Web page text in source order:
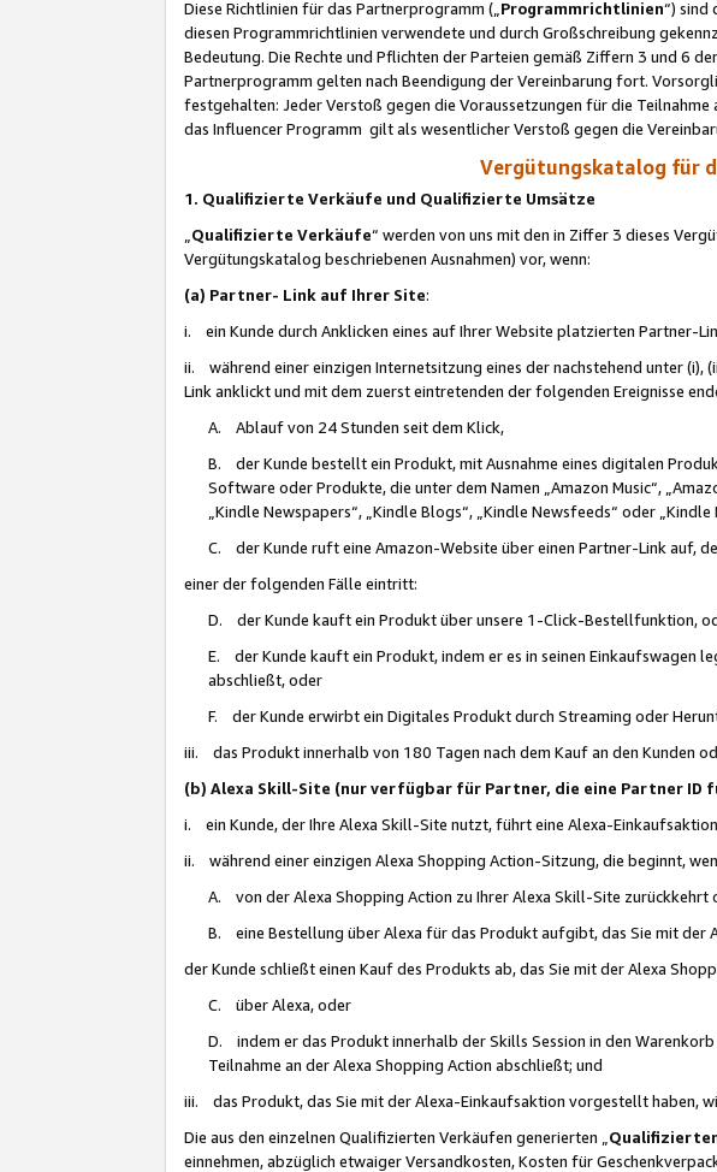
Diese Richtlinien für das Partnerprogramm („Programmrichtlinien“) sind
diesen Programmrichtlinien verwendete und durch Großschreibung
Bedeutung. Die Rechte und Pflichten der Parteien gemäß Ziffern 3 und 6
Partnerprogramm gelten nach Beendigung der Vereinbarung fort.
festgehalten: Jeder Verstoß gegen die Voraussetzungen für die
das Influencer Programm gilt als wesentlicher Verstoß gegen die
Vergütungskatalog für
1. Qualifizierte Verkäufe und Qualifizierte Umsätze
Qualifizierte Verkäufe“ werden von uns mit den in Ziffer 3 dieses
Vergütungskatalog beschriebenen Ausnahmen) vor, wenn:
(a) Partner- Link auf Ihrer Site:
i. ein Kunde durch Anklicken eines auf Ihrer Website platzierten Partner-
ii. während einer einzigen Internetsitzung eines der nachstehend unter (i),
Link anklickt und mit dem zuerst eintretenden der folgenden Ereignisse
A. Ablauf von 24 Stunden seit dem Klick,
B. der Kunde bestellt ein Produkt, mit Ausnahme eines digitalen
Software oder Produkte, die unter dem Namen „Amazon Music“,
„Kindle Newspapers“, „Kindle Blogs“, „Kindle Newsfeeds“ oder „Kindle
C. der Kunde ruft eine Amazon-Website über einen Partner-Link auf,
einer der folgenden Fälle eintritt:
D. der Kunde kauft ein Produkt über unsere 1-Click-Bestellfunktion,
E. der Kunde kauft ein Produkt, indem er es in seinen Einkaufswagen
abschließt, oder
F. der Kunde erwirbt ein Digitales Produkt durch Streaming oder
iii. das Produkt innerhalb von 180 Tagen nach dem Kauf an den Kunden
(b) Alexa Skill-Site (nur verfügbar für Partner, die eine Partner ID
i. ein Kunde, der Ihre Alexa Skill-Site nutzt, führt eine Alexa-
ii. während einer einzigen Alexa Shopping Action-Sitzung, die beginnt,
A. von der Alexa Shopping Action zu Ihrer Alexa Skill-Site
B. eine Bestellung über Alexa für das Produkt aufgibt, das Sie mit der
der Kunde schließt einen Kauf des Produkts ab, das Sie mit der Alexa
C. über Alexa, oder
D. indem er das Produkt innerhalb der Skills Session in den
Teilnahme an der Alexa Shopping Action abschließt; und
iii. das Produkt, das Sie mit der Alexa-Einkaufsaktion vorgestellt haben,
Die aus den einzelnen Qualifizierten Verkäufen generierten „
einnehmen, abzüglich etwaiger Versandkosten, Kosten für